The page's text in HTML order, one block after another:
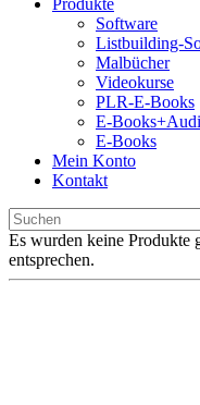
Produkte
Software
Listbuilding-
Malbücher
Videokurse
PLR-E-Books
E-
E-Books
Mein Konto
Kontakt
Es wurden keine Produkte
entsprechen.